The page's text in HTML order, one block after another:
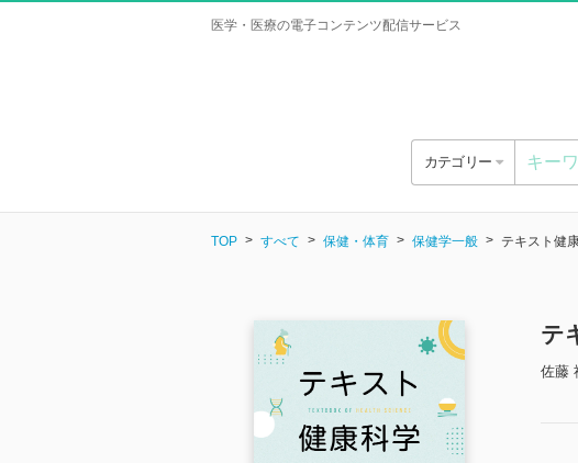
医学・医療の電子コンテンツ配信サービス
カテゴリー
TOP すべて 保健・体育 保健学一般 テキスト健
テ
佐藤